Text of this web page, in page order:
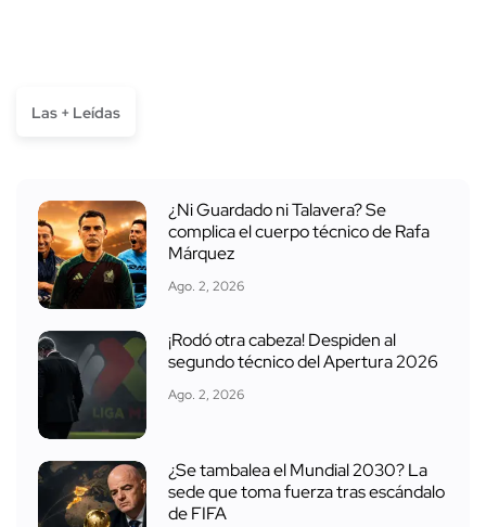
Las + Leídas
¿Ni Guardado ni Talavera? Se
complica el cuerpo técnico de Rafa
Márquez
Ago. 2, 2026
¡Rodó otra cabeza! Despiden al
segundo técnico del Apertura 2026
Ago. 2, 2026
¿Se tambalea el Mundial 2030? La
sede que toma fuerza tras escándalo
de FIFA